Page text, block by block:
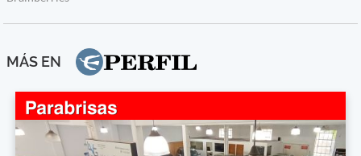
MÁS EN